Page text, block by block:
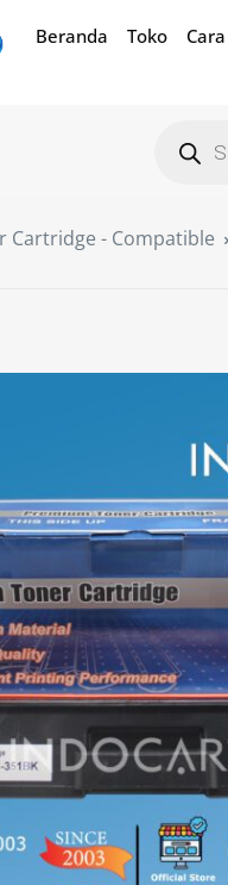
Beranda Toko
Cartridge - Compatible